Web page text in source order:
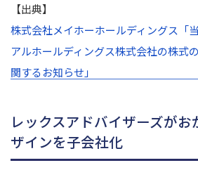
【出典】
株式会社メイホーホールディングス「
アルホールディングス株式会社の株式
関するお知らせ」
レックスアドバイザーズが
ザインを子会社化